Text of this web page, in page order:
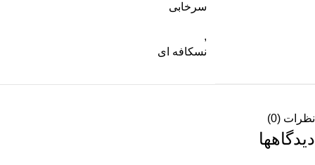
سرخابی
,
نسکافه ای
نظرات (0)
دیدگاهها